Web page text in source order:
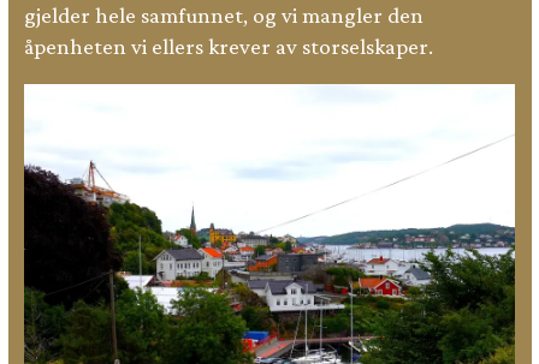
gjelder hele samfunnet, og vi mangler den
åpenheten vi ellers krever av storselskaper.